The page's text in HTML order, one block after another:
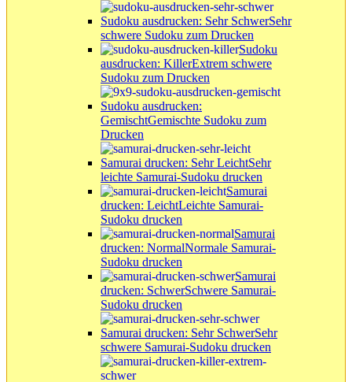
Sudoku ausdrucken: Sehr SchwerSehr
schwere Sudoku zum Drucken
Sudoku
ausdrucken: KillerExtrem schwere
Sudoku zum Drucken
Sudoku ausdrucken:
GemischtGemischte Sudoku zum
Drucken
Samurai drucken: Sehr LeichtSehr
leichte Samurai-Sudoku drucken
Samurai
drucken: LeichtLeichte Samurai-
Sudoku drucken
Samurai
drucken: NormalNormale Samurai-
Sudoku drucken
Samurai
drucken: SchwerSchwere Samurai-
Sudoku drucken
Samurai drucken: Sehr SchwerSehr
schwere Samurai-Sudoku drucken